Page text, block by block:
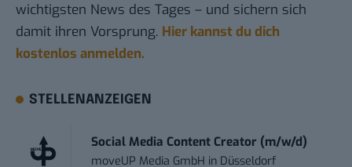
wichtigsten News des Tages – und sichern sich
damit ihren Vorsprung. Hier kannst du dich
kostenlos anmelden.
STELLENANZEIGEN
Social Media Content Creator (m/w/d)
moveUP Media GmbH in Düsseldorf